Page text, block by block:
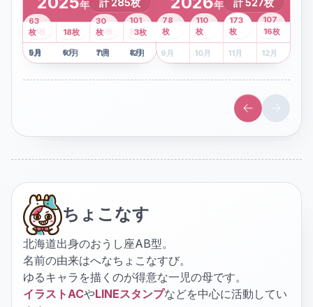
年 計 285枚
1月
2枚 2月 3月 4月
8枚
5月
41 枚
6月
13枚
7月
6枚
8月
101
枚
9月
63
枚
10月
18枚
11月
30
枚
12月
3枚
年 計527枚
1月 2月 3月
43
枚
4月
107
枚
5 月
78
枚
6月
110
枚
7月
173
枚
8月
16枚
9 月 10月 11月 12月
ちょこなす
北海道出身のおうし座AB型。
名前の由来はへなちょこなすび。
ゆるキャラを描くのが得意な一児の母です。
イラストACやLINEスタンプなどを中心に活動してい